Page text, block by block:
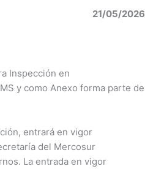
21/05/2026
Inspección en
y como Anexo forma parte de
entrará en vigor
del Mercosur
La entrada en vigor